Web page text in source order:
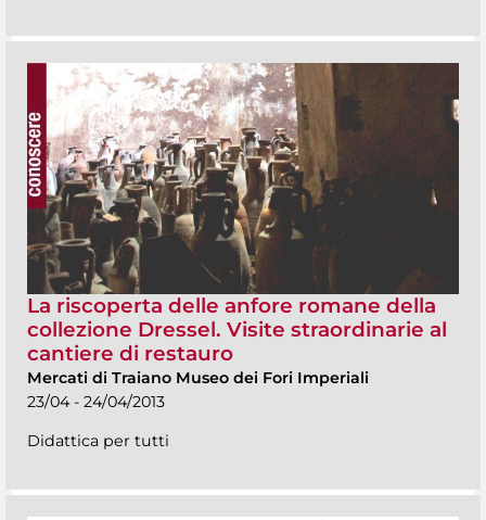
La riscoperta delle anfore romane della
collezione Dressel. Visite straordinarie al
cantiere di restauro
Mercati di Traiano Museo dei Fori Imperiali
23/04 - 24/04/2013
Didattica per tutti